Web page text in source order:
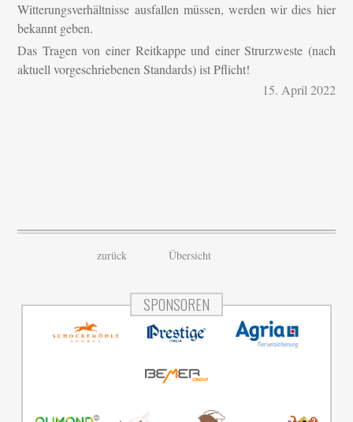
Witterungsverhältnisse ausfallen müssen, werden wir dies hier
bekannt geben.
Das Tragen von einer Reitkappe und einer Strurzweste (nach
aktuell vorgeschriebenen Standards) ist Pflicht!
15. April 2022
zurück Übersicht
SPONSOREN